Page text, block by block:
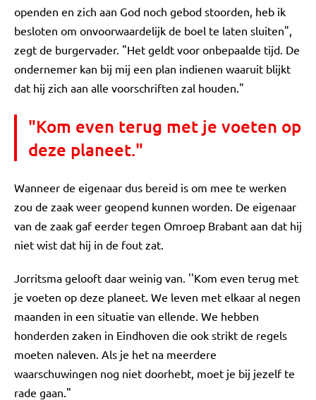
openden en zich aan God noch gebod stoorden, heb ik
besloten om onvoorwaardelijk de boel te laten sluiten",
zegt de burgervader. "Het geldt voor onbepaalde tijd. De
ondernemer kan bij mij een plan indienen waaruit blijkt
dat hij zich aan alle voorschriften zal houden."
"Kom even terug met je voeten op
deze planeet."
Wanneer de eigenaar dus bereid is om mee te werken
zou de zaak weer geopend kunnen worden. De eigenaar
van de zaak gaf eerder tegen Omroep Brabant aan dat hij
niet wist dat hij in de fout zat.
Jorritsma gelooft daar weinig van. ''Kom even terug met
je voeten op deze planeet. We leven met elkaar al negen
maanden in een situatie van ellende. We hebben
honderden zaken in Eindhoven die ook strikt de regels
moeten naleven. Als je het na meerdere
waarschuwingen nog niet doorhebt, moet je bij jezelf te
rade gaan."